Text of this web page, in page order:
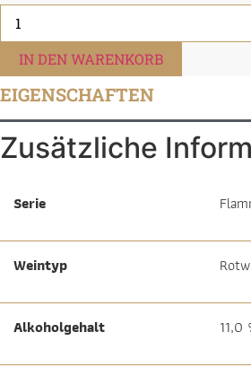
Flamme
Rot
Glühwein
Menge
IN DEN WARENKORB
EIGENSCHAFTEN
Zusätzliche
Serie
Weintyp
Alkoholgehalt 11,0